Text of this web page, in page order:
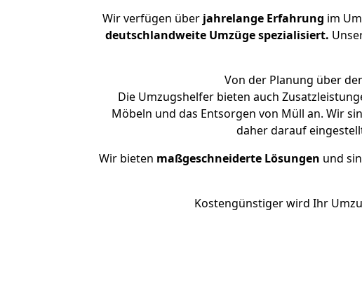
Wir verfügen über jahrelange Erfahrung im
deutschlandweite Umzüge spezialisiert.
Von der Planung über
Die Umzugshelfer bieten auch
Möbeln und das Entsorgen von Müll an. Wir
daher darauf
Wir bieten maßgeschneiderte Lösungen und
Kostengünstiger wird Ihr